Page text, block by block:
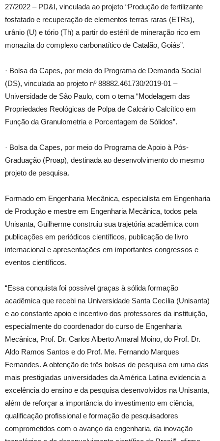
27/2022 – PD&I, vinculada ao projeto “Produção de fertilizante
fosfatado e recuperação de elementos terras raras (ETRs),
urânio (U) e tório (Th) a partir do estéril de mineração rico em
monazita do complexo carbonatítico de Catalão, Goiás”.
· Bolsa da Capes, por meio do Programa de Demanda Social
(DS), vinculada ao projeto nº 88882.461730/2019-01 –
Universidade de São Paulo, com o tema “Modelagem das
Propriedades Reológicas de Polpa de Calcário Calcítico em
Função da Granulometria e Porcentagem de Sólidos”.
· Bolsa da Capes, por meio do Programa de Apoio à Pós-
Graduação (Proap), destinada ao desenvolvimento do mesmo
projeto de pesquisa.
Formado em Engenharia Mecânica, especialista em Engenharia
de Produção e mestre em Engenharia Mecânica, todos pela
Unisanta, Guilherme construiu sua trajetória acadêmica com
publicações em periódicos científicos, publicação de livro
internacional e apresentações em importantes congressos e
eventos científicos.
“Essa conquista foi possível graças à sólida formação
acadêmica que recebi na Universidade Santa Cecília (Unisanta)
e ao constante apoio e incentivo dos professores da instituição,
especialmente do coordenador do curso de Engenharia
Mecânica, Prof. Dr. Carlos Alberto Amaral Moino, do Prof. Dr.
Aldo Ramos Santos e do Prof. Me. Fernando Marques
Fernandes. A obtenção de três bolsas de pesquisa em uma das
mais prestigiadas universidades da América Latina evidencia a
excelência do ensino e da pesquisa desenvolvidos na Unisanta,
além de reforçar a importância do investimento em ciência,
qualificação profissional e formação de pesquisadores
comprometidos com o avanço da engenharia, da inovação